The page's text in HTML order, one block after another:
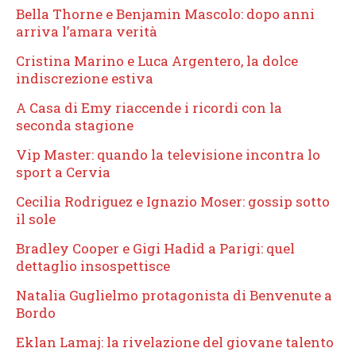
Bella Thorne e Benjamin Mascolo: dopo anni
arriva l’amara verità
Cristina Marino e Luca Argentero, la dolce
indiscrezione estiva
A Casa di Emy riaccende i ricordi con la
seconda stagione
Vip Master: quando la televisione incontra lo
sport a Cervia
Cecilia Rodriguez e Ignazio Moser: gossip sotto
il sole
Bradley Cooper e Gigi Hadid a Parigi: quel
dettaglio insospettisce
Natalia Guglielmo protagonista di Benvenute a
Bordo
Eklan Lamaj: la rivelazione del giovane talento